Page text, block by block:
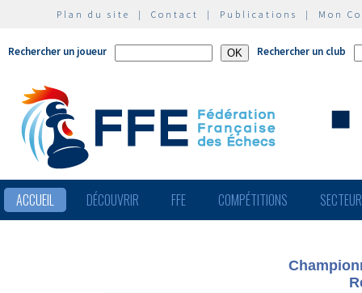
Plan du site | Contact | Publications | Mon
Rechercher un joueur Rechercher un club
ACCUEIL DÉCOUVRIR FFE COMPÉTITIONS